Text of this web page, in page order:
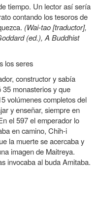
tiempo. Un lector así sería
contando los tesoros de
(Wai-tao [traductor],
(ed.), A Buddhist
los seres
constructor y sabía
monasterios y que
volúmenes completos del
y enseñar, siempre en
el 597 el emperador lo
en camino, Chih-i
la muerte se acercaba y
imagen de Maitreya.
invocaba al buda Amitaba.